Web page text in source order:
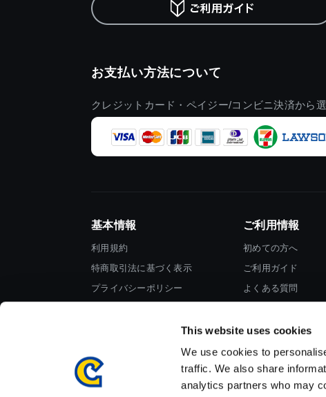
This website uses cookies
We use cookies to
traffic. We also share
analytics partners who may
お支払い方法について
クレジットカード・ペイジー/コンビニ決済から選
基本情報
利用規約
特商取引法に基づく表示
プライバシーポリシー
ご利用情報
初めての方へ
ご利用ガイド
よくある質問